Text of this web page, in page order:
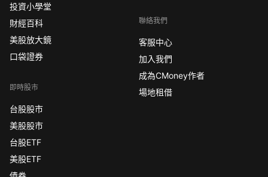
投資小學堂
財經百科
美股放大鏡
口袋證券
即時股市
台股股市
美股股市
台股ETF
美股ETF
聯絡我們
客服中心
加入我們
成為CMoney作者
場地租借